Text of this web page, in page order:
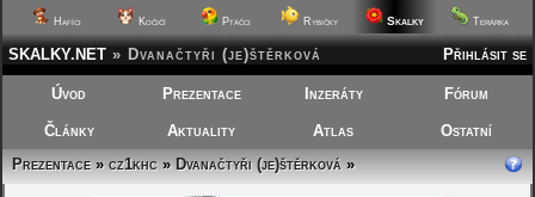
Hafíci Kočičí Ptáčci Rybičky Skalky Terárka
Přihlásit se
SKALKY.NET » Dvanačtyři (je)štěrková
Úvod Prezentace Inzeráty Fórum
Články Aktuality Atlas
Ostatní
Prezentace»cz1khc»Dvanačtyři (je)štěrková»